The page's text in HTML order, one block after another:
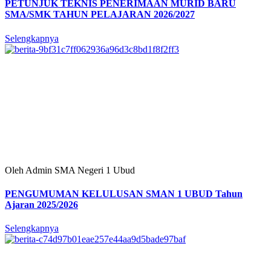
PETUNJUK TEKNIS PENERIMAAN MURID BARU
SMA/SMK TAHUN PELAJARAN 2026/2027
Selengkapnya
Oleh Admin SMA Negeri 1 Ubud
PENGUMUMAN KELULUSAN SMAN 1 UBUD Tahun
Ajaran 2025/2026
Selengkapnya